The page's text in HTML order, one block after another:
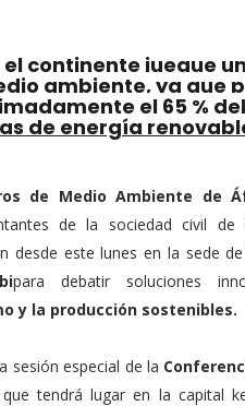
el continente juegue
ambiente, ya que
el 65 %
de energía
de Medio Ambiente de
de la sociedad civil de
desde este lunes en la sede
para debatir soluciones
y la producción sostenibles.
sesión especial de la
que tendrá lugar en la capital